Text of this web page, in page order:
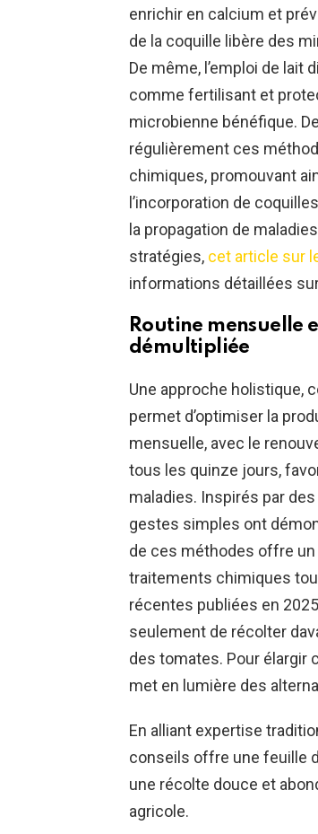
enrichir en calcium et
de la coquille libère des
De même, l’emploi de lait
comme fertilisant et
microbienne bénéfique.
régulièrement ces
chimiques, promouvant
l’incorporation de
la propagation de
stratégies, cet article sur
informations détaillées
Routine mensuelle
démultipliée
Une approche holistique,
permet d’optimiser la
mensuelle, avec le
tous les quinze jours,
maladies. Inspirés par
gestes simples ont
de ces méthodes offre un
traitements chimiques
récentes publiées en
seulement de récolter
des tomates. Pour élargir
met en lumière des
En alliant expertise
conseils offre une feuille
une récolte douce et
agricole.